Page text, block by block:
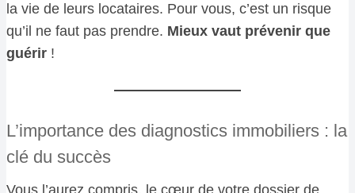
la vie de leurs locataires. Pour vous, c’est un risque
qu’il ne faut pas prendre. Mieux vaut prévenir que
guérir !
L’importance des diagnostics immobiliers : la
clé du succès
Vous l’aurez compris, le cœur de votre dossier de